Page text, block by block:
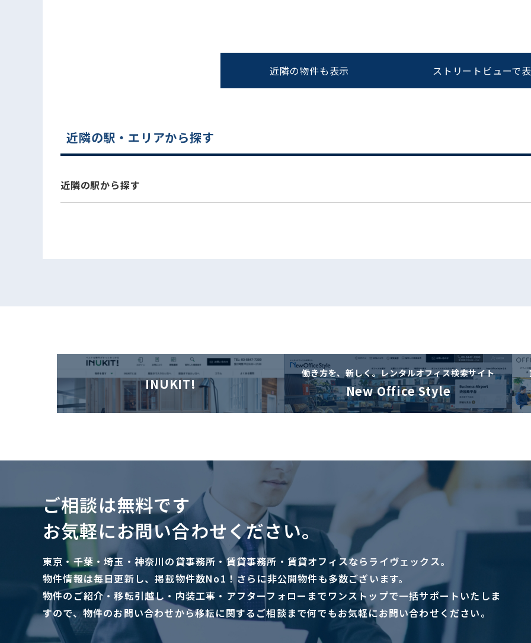
0120-620-213
平日 9:00〜18:00
近隣の物件も表示 ストリートビューで
近隣の駅・エリアから探す
近隣の駅から探す
INUKIT!
働き方を、新しく。レンタルオフィス検索サイト
New Office Style
ご相談は無料です
お気軽にお問い合わせください。
東京・千葉・埼玉・神奈川の貸事務所・賃貸事務所・賃貸オフィスならライヴェックス。
物件情報は毎日更新し、掲載物件数No1！さらに非公開物件も多数ございます。
物件のご紹介・移転引越し・内装工事・アフターフォローまでワンストップで一括サポートいたしま
すので、物件のお問い合わせから移転に関するご相談まで何でもお気軽にお問い合わせください。